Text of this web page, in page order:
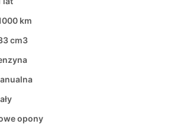
km
cm3
opony